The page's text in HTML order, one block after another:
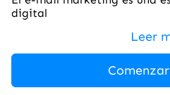
digital
Leer